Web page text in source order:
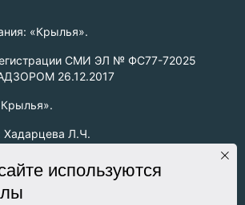
«Крылья».
СМИ ЭЛ № ФС77-72025
26.12.2017
Хадарцева Л.Ч.
предназначена для лиц старше 16 лет.
материалы, опубликованные на сайте,
используются